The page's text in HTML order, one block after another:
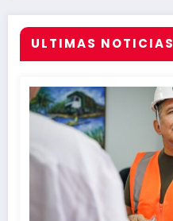
ULTIMAS NOTICIAS